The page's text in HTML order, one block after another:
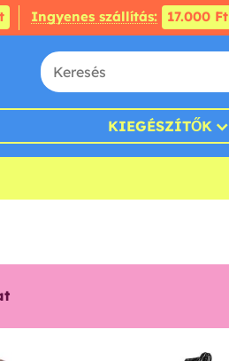
Ingyenes szállítás: 17.000 Ft
KIEGÉSZÍTŐK